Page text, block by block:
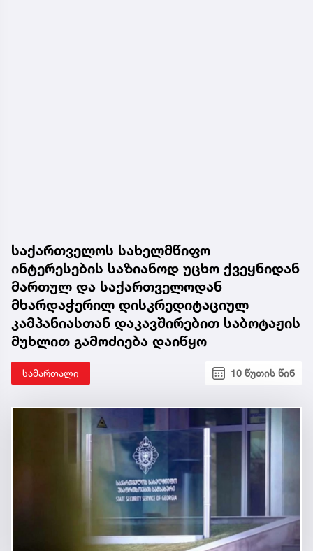
საქართველოს სახელმწიფო
ინტერესების საზიანოდ უცხო ქვეყნიდან
მართულ და საქართველოდან
მხარდაჭერილ დისკრედიტაციულ
კამპანიასთან დაკავშირებით საბოტაჟის
მუხლით გამოძიება დაიწყო
სამართალი 10 წუთის წინ